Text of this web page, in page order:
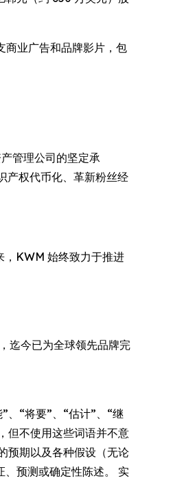
商业广告和品牌影片，包
管理公司的坚定承
产权代币化、革新粉丝经
KWM 始终致力于推进
迄今已为全球领先品牌完
、“将要”、“估计”、“继
但不使用这些词语并不意
预期以及各种假设（无论
、预测或确定性陈述。 实